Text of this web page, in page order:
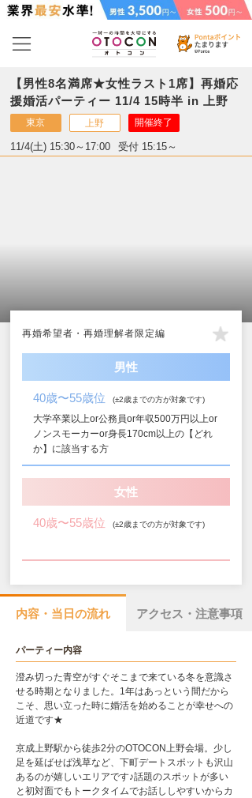
【男性8名満席★女性ラスト1席】再婚応
援婚活パーティー 11/4 15時半 in 上野
東京 上野 開催終了
11/4(土) 15:30～17:00 受付 15:15～
再婚希望者・再婚理解者限定編
男性
40歳〜55歳位 (±2歳までの方が対象です)
大学卒業以上or公務員or年収500万円以上or
ノンスモーカーor身長170cm以上の【どれ
か】に該当する方
女性
40歳〜55歳位 (±2歳までの方が対象です)
内容・当日の流れ アクセス・注意事項
パーティー内容
澄み切った青空がすぐそこまで来ている冬を意識さ
せる時期となりました。1年はあっという間だから
こそ、思い立った時に婚活を始めることが幸せへの
近道です★
京成上野駅から徒歩2分のOTOCON上野会場。少し
足を延ばせば浅草など、下町デートスポットも沢山
あるのが嬉しいエリアです♪話題のスポットが多い
と初対面でもトークタイムでお話ししやすいからカ